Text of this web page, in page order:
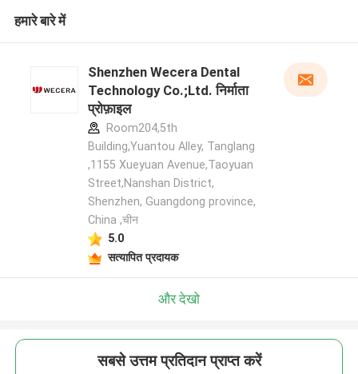
हमारे बारे में
Shenzhen Wecera Dental
Technology Co.;Ltd. निर्माता
प्रोफ़ाइल
Room204,5th
Building,Yuantou Alley, Tanglang
,1155 Xueyuan Avenue,Taoyuan
Street,Nanshan District,
Shenzhen, Guangdong province,
China ,चीन
5.0
सत्यापित प्रदायक
और देखो
सबसे उत्तम प्रतिदान प्राप्त करें